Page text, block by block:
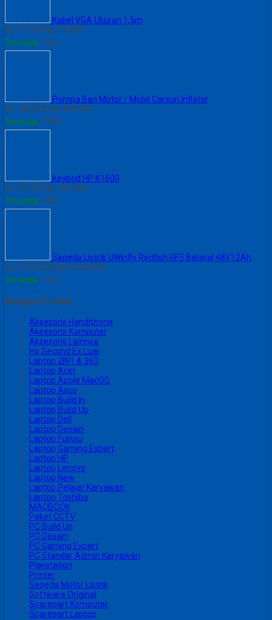
Kabel VGA Ukuran 1,5m
Rp 11.500 Rp 19.000
Tersedia / KL2
Pompa Ban Motor / Mobil Carsun Inflator
Rp 185.000 Rp 300.000
Tersedia / PM1
Keybod HP K1600
Rp 75.000 Rp 100.000
Tersedia / KB1
Sepeda Listrik UWinfly Redfish RF5 Baterai 48V12Ah
Rp 4.600.000 Rp 6.000.000
Tersedia / SL2
Kategori Produk
Aksesoris Handphone
Aksesoris Komputer
Aksesoris Lainnya
Hp Second Ex Luar
Laptop 2IN1 & 360
Laptop Acer
Laptop Apple MacOS
Laptop Asus
Laptop Build In
Laptop Build Up
Laptop Dell
Laptop Desain
Laptop Fujitsu
Laptop Gaming Expert
Laptop HP
Laptop Lenovo
Laptop New
Laptop Pelajar Karyawan
Laptop Toshiba
MACBOOK
Paket CCTV
PC Build Up
PC Desain
PC Gaming Expert
PC Standar Admin Karyawan
Playstation
Printer
Sepeda Motor Listrik
Software Original
Sparepart Komputer
Sparepart Laptop